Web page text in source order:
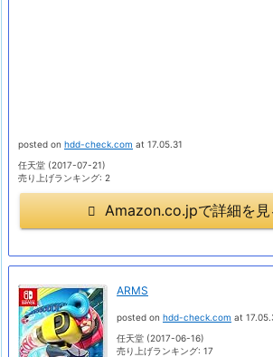
posted on hdd-check.com at 17.05.31
任天堂 (2017-07-21)
売り上げランキング: 2
Amazon.co.jpで詳細を見
ARMS
posted on hdd-check.com at
任天堂 (2017-06-16)
売り上げランキング: 17